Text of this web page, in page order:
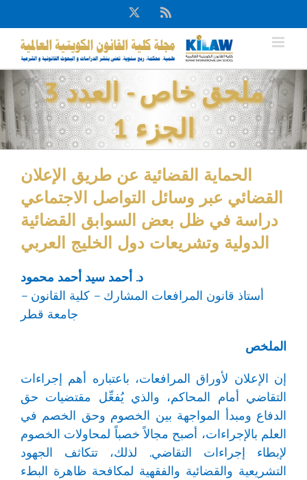
to
content
Rss
X
ملحق خاص - العدد 3
الجزء 1
الحماية القضائية عن طريق الإعلان
القضائي عبر وسائل التواصل الاجتماعي
دراسة في ظل بعض السوابق القضائية
الدولية وتشريعات دول الخليج العربي
د. أحمد سيد أحمد محمود
أستاذ قانون المرافعات المشارك – كلية القانون –
جامعة قطر
الملخص
إن الإعلان لأوراق المرافعات، باعتباره أهم إجراءات
التقاضي أمام المحاكم، والذي يُفعِّل مقتضيات حق
الدفاع ومبدأ المواجهة بين الخصوم وحق الخصم في
العلم بالإجراءات، أصبح مجالاً خصباً لمحاولات الخصوم
لإبطاء إجراءات التقاضي. لذلك، تتكاثف الجهود
التشريعية والقضائية والفقهية لمكافحة ظاهرة البطء